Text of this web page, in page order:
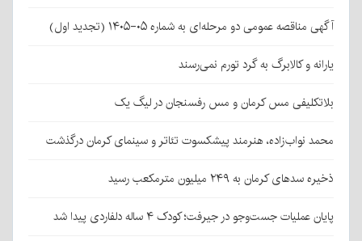
آگهی مناقصه عمومی دو مرحله‌ای به شماره ۰۵-۱۴۰۵ (تجدید اول)
یارانه و کالابرگ به گرد تورم نمی‌رسند
بلاتکلیفی مس کرمان و مس رفسنجان در لیگ یک
محمد نواب‌زاده، هنرمند پیشکسوت تئاتر و سینمای کرمان درگذشت
ذخیره سدهای کرمان به ۲۴۹ میلیون مترمکعب رسید
پایان عملیات جست‌وجو در جیرفت؛ کودک ۴ ساله دلفاردی پیدا شد